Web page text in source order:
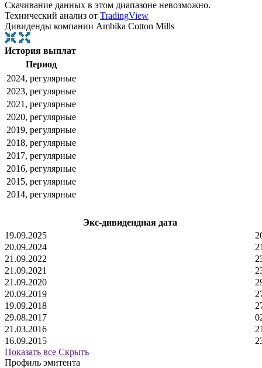
Скачивание данных в этом диапазоне невозможно.
Технический анализ от TradingView
Дивиденды компании Ambika Cotton Mills
История выплат
Период
2024, регулярные
2023, регулярные
2021, регулярные
2020, регулярные
2019, регулярные
2018, регулярные
2017, регулярные
2016, регулярные
2015, регулярные
2014, регулярные
Экс-дивидендная дата
19.09.2025
20.09.2024
21.09.2022
21.09.2021
21.09.2020
20.09.2019
19.09.2018
29.08.2017
21.03.2016
16.09.2015
Показать все Скрыть
Профиль эмитента